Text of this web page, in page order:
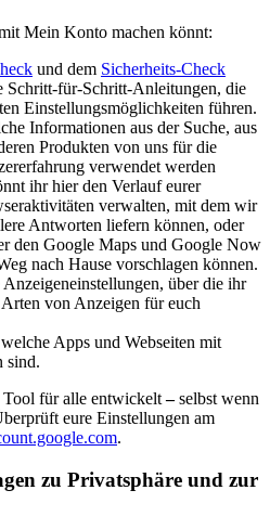
Mein Konto machen könnt:
und dem Sicherheits-Check
Schritt-für-Schritt-Anleitungen, die
Einstellungsmöglichkeiten führen.
Informationen aus der Suche, aus
Produkten von uns für die
verwendet werden
ihr hier den Verlauf eurer
verwalten, mit dem wir
Antworten liefern können, oder
den Google Maps und Google Now
nach Hause vorschlagen können.
über die ihr
von Anzeigen für euch
Apps und Webseiten mit
sind.
Tool für alle entwickelt‒selbst wenn
eure Einstellungen am
.
zu Privatsphäre und zur